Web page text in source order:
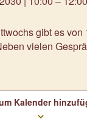
gibt es
vielen
Kalender